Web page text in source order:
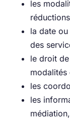
les
la date
des
le droit
modalités
les
les